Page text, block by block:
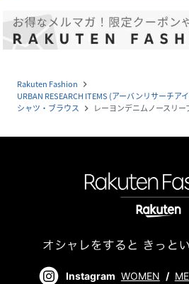
Rakuten Fashion navigate_next
URBAN RESEARCH ITEMS (アーバンリサーチア
シャツ・ブラウス navigate_next レーヨンデニムノースリー
Instagram WOMEN /